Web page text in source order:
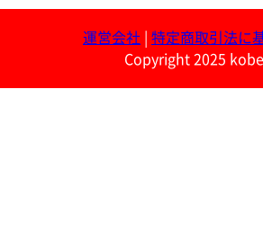
運営会社
特定商取引法に
Copyright 2025